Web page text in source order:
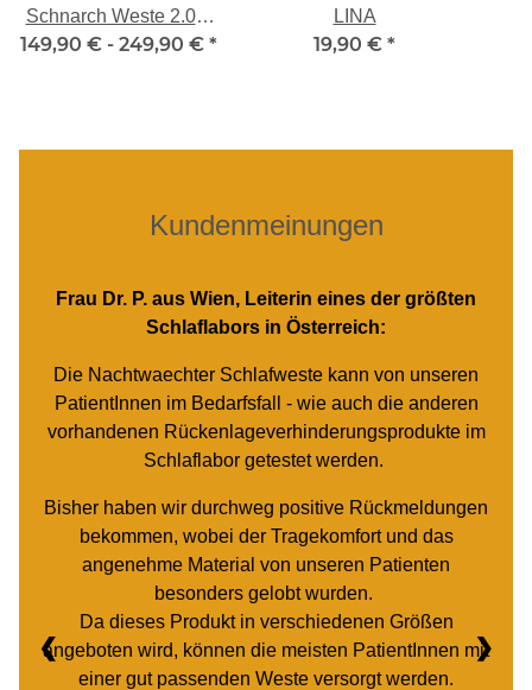
Schnarch Weste 2.0 +
Zubehör
149,90 € - 249,90 € *
LINA
19,90 € *
Kundenmeinungen
Herr H. aus Weilheim:
gut. In Kombination mit einer Protrusionsschiene ist
meine Schlafapnoe (mittleren Grades) weitgehend
behoben, worüber ich sehr froh bin.
Die Weste sitzt gut und sieht besser aus als Modelle
Seitenlage, vor allem das nächtliche Umdrehen, sind
gewöhnungsbedürftig.
Aber das nehme ich gerne in Kauf.